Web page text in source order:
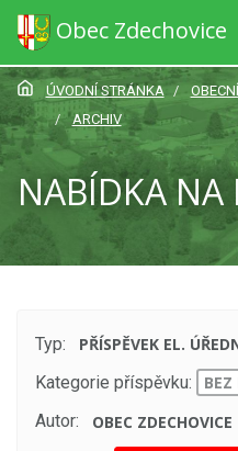
Obec Zdechovice
ÚVODNÍ STRÁNKA
ARCHIV
NABÍDKA NA
Typ:
PŘÍSPĚVEK EL.
Kategorie příspěvku:
BEZ
Autor:
OBEC ZDECHOVICE